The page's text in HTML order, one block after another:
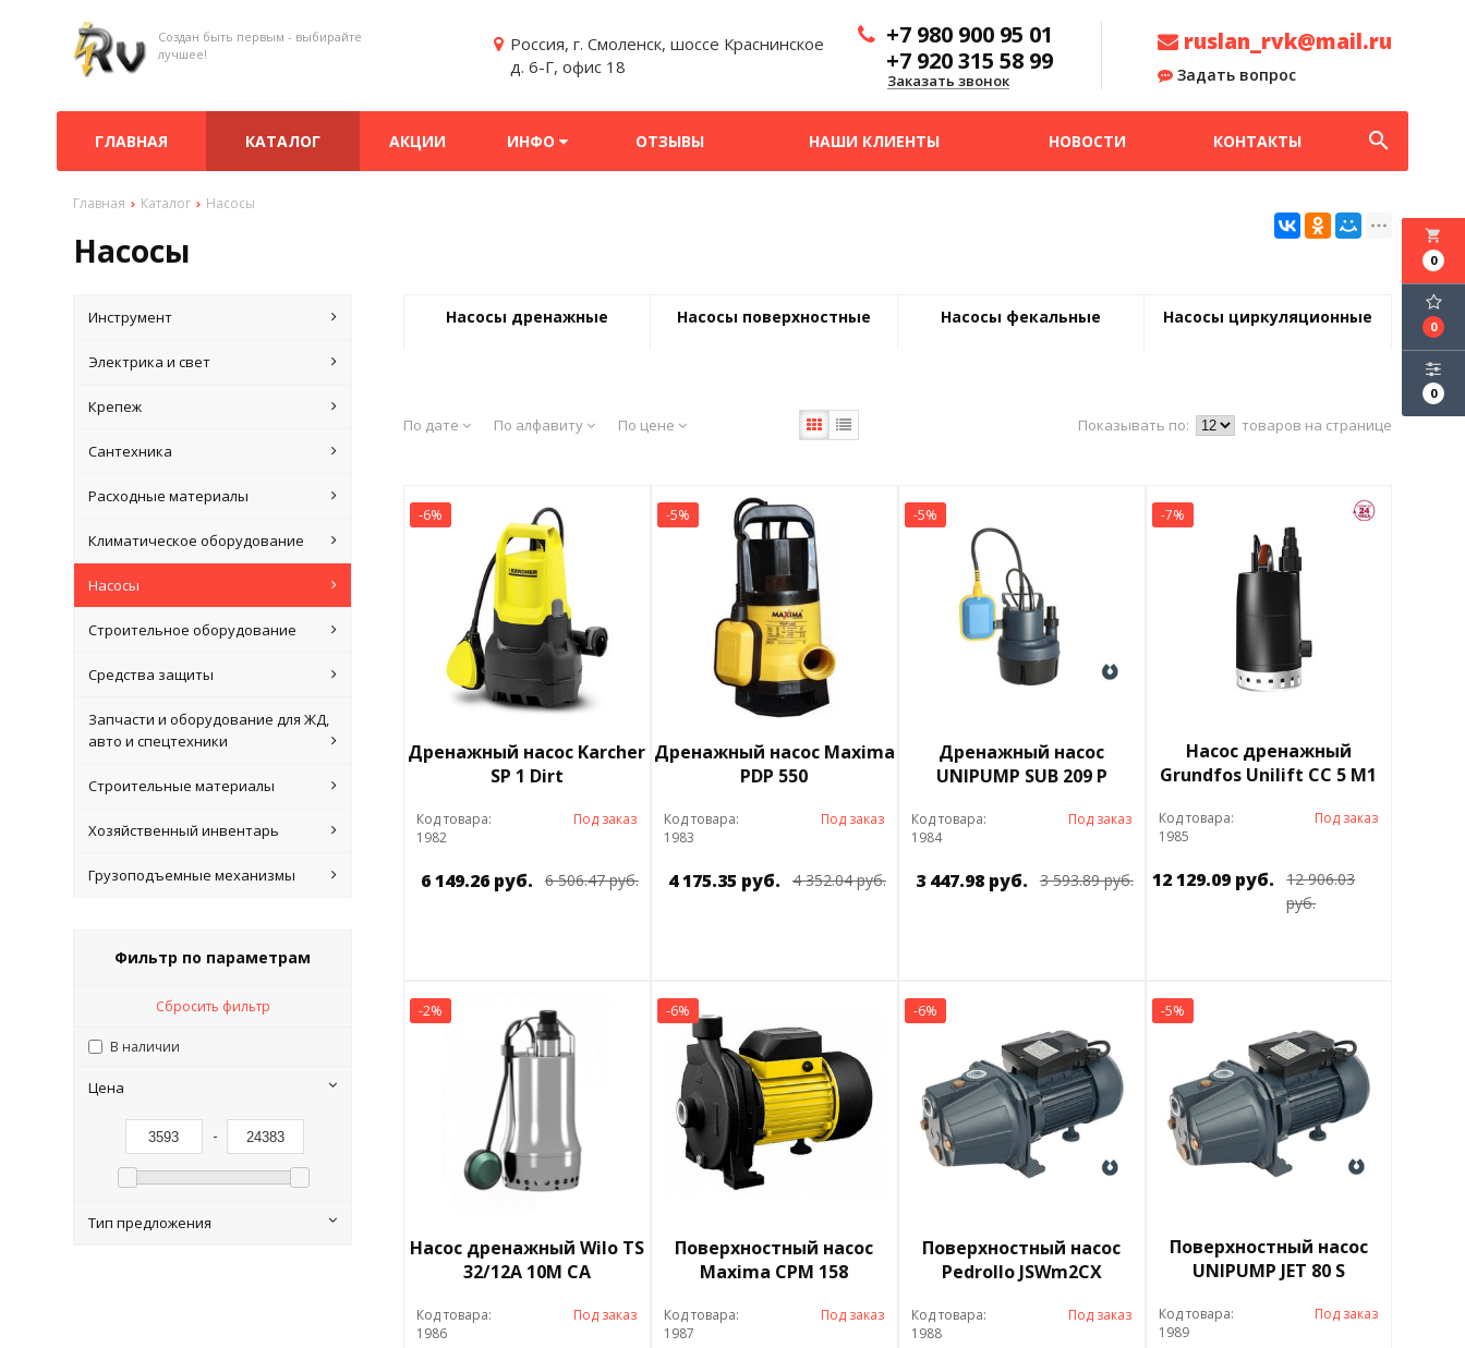
Создан быть первым - выбирайте
лучшее!
Россия, г. Смоленск, шоссе Краснинское
д. 6-Г, офис 18
+7 980 900 95 01
+7 920 315 58 99
Заказать звонок
ruslan_rvk@mail.ru
Задать вопрос
ГЛАВНАЯ КАТАЛОГ АКЦИИ ИНФО ОТЗЫВЫ НАШИ КЛИЕНТЫ НОВОСТИ КОНТАКТЫ search
Главная Каталог Насосы
Насосы local_grocery_store
0
0
0
Инструмент
Электрика и свет
Крепеж
Сантехника
Расходные материалы
Климатическое оборудование
Насосы
Строительное оборудование
Средства защиты
Запчасти и оборудование для ЖД,
авто и спецтехники
Строительные материалы
Хозяйственный инвентарь
Грузоподъемные механизмы
Фильтр по параметрам
Сбросить фильтр
В наличии
Цена
-
Тип предложения
Насосы дренажные Насосы поверхностные Насосы фекальные Насосы циркуляционные
По дате По алфавиту По цене Показывать по: товаров на странице
-6%
Дренажный насос Karcher
SP 1 Dirt
Код товара:
1982
Под заказ
6 149.26 руб. 6 506.47 руб.
-5%
Дренажный насос Maxima
PDP 550
Код товара:
1983
Под заказ
4 175.35 руб. 4 352.04 руб.
-5%
Дренажный насос
UNIPUMP SUB 209 P
Код товара:
1984
Под заказ
3 447.98 руб. 3 593.89 руб.
-7%
Насос дренажный
Grundfos Unilift CC 5 M1
Код товара:
1985
Под заказ
12 129.09 руб.
12 906.03
руб.
-2%
Насос дренажный Wilo TS
32/12A 10M CA
Код товара:
1986
Под заказ
-6%
Поверхностный насос
Maxima CPM 158
Код товара:
1987
Под заказ
-6%
Поверхностный насос
Pedrollo JSWm2CX
Код товара:
1988
Под заказ
-5%
Поверхностный насос
UNIPUMP JET 80 S
Код товара:
1989
Под заказ